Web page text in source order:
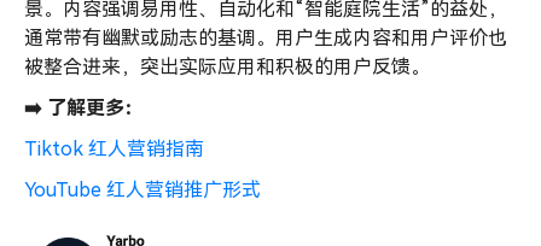
景。内容强调易用性、自动化和“智能庭院生活”的益处，
通常带有幽默或励志的基调。用户生成内容和用户评价也
被整合进来，突出实际应用和积极的用户反馈。
➡️ 了解更多：
Tiktok 红人营销指南
YouTube 红人营销推广形式